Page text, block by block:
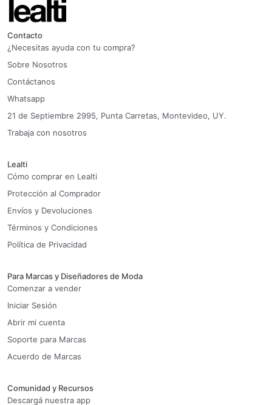
Contacto
¿Necesitas ayuda con tu compra?
Sobre Nosotros
Contáctanos
Whatsapp
21 de Septiembre 2995, Punta Carretas, Montevideo, UY.
Trabaja con nosotros
Lealti
Cómo comprar en Lealti
Protección al Comprador
Envíos y Devoluciones
Términos y Condiciones
Política de Privacidad
Para Marcas y Diseñadores de Moda
Comenzar a vender
Iniciar Sesión
Abrir mi cuenta
Soporte para Marcas
Acuerdo de Marcas
Comunidad y Recursos
Descargá nuestra app